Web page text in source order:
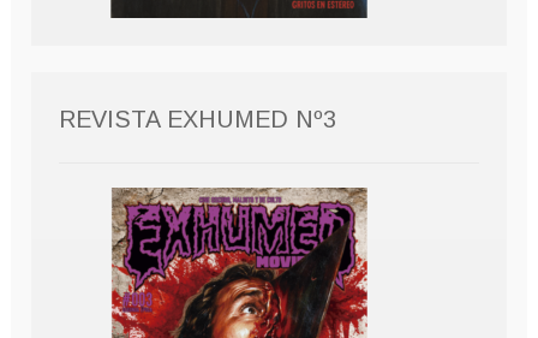
REVISTA EXHUMED Nº3